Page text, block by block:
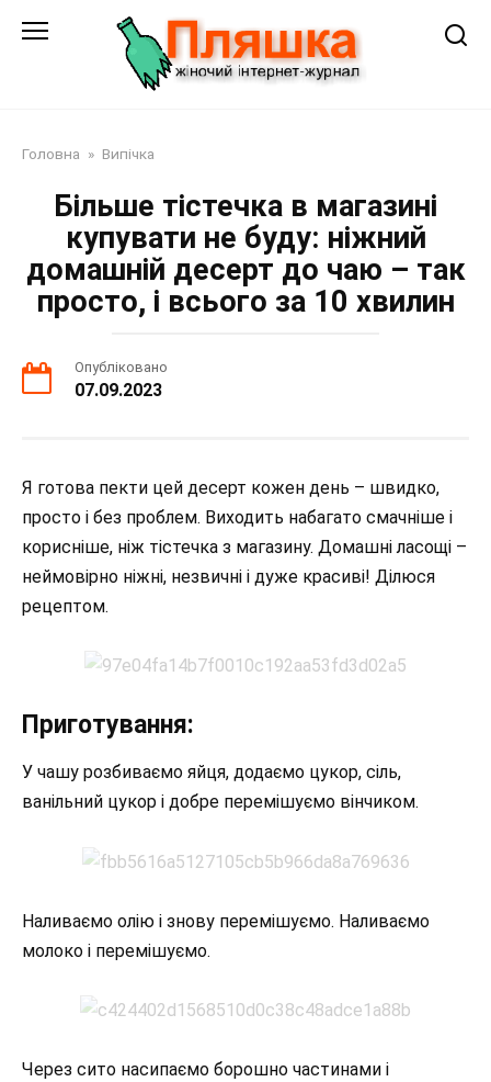
Головна » Випічка
Більше тістечка в магазині
купувати не буду: ніжний
домашній десерт до чаю – так
просто, і всього за 10 хвилин
Опубліковано
07.09.2023
Я готова пекти цей десерт кожен день – швидко,
просто і без проблем. Виходить набагато смачніше і
корисніше, ніж тістечка з магазину. Домашні ласощі –
неймовірно ніжні, незвичні і дуже красиві! Ділюся
рецептом.
Приготування:
У чашу розбиваємо яйця, додаємо цукор, сіль,
ванільний цукор і добре перемішуємо вінчиком.
Наливаємо олію і знову перемішуємо. Наливаємо
молоко і перемішуємо.
Через сито насипаємо борошно частинами і